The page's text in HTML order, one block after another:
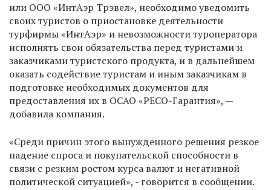
или ООО «ИнтАэр Трэвел», необходимо уведомить
своих туристов о приостановке деятельности
турфирмы «ИнтАэр» и невозможности туроператора
исполнять свои обязательства перед туристами и
заказчиками туристского продукта, и в дальнейшем
оказать содействие туристам и иным заказчикам в
подготовке необходимых документов для
предоставления их в ОСАО «РЕСО-Гарантия», —
добавила компания.
«Среди причин этого вынужденного решения резкое
падение спроса и покупательской способности в
связи с резким ростом курса валют и негативной
политической ситуацией», - говорится в сообщении.